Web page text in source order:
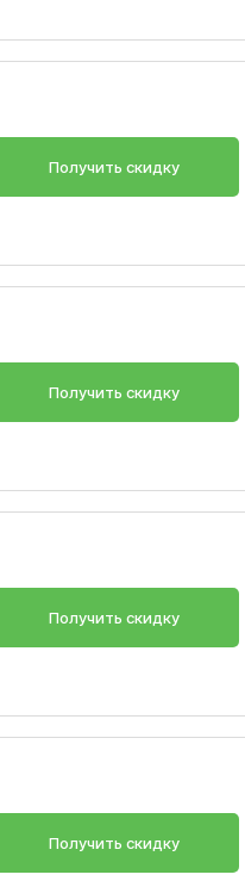
Получить скидку
Получить скидку
Получить скидку
Получить скидку